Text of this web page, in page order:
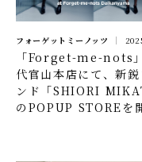
フォーゲットミーノッツ
「Forget-me-nots
代官山本店にて、新鋭
ンド「SHIORI
のPOPUP STOREを